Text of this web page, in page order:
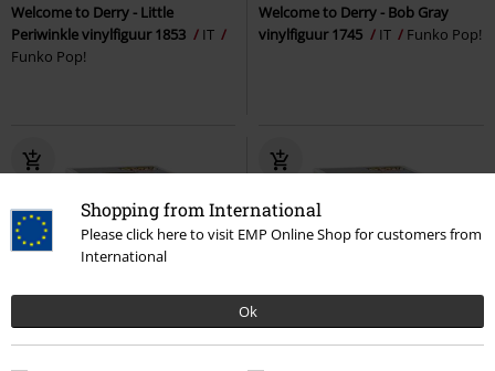
Shopping from International
Please click here to visit EMP Online Shop for customers from
International
Ok
Welcome to Derry - Little
Periwinkle vinylfiguur 1853
IT
Funko Pop!
Welcome to Derry - Bob Gray
vinylfiguur 1745
IT Funko Pop!